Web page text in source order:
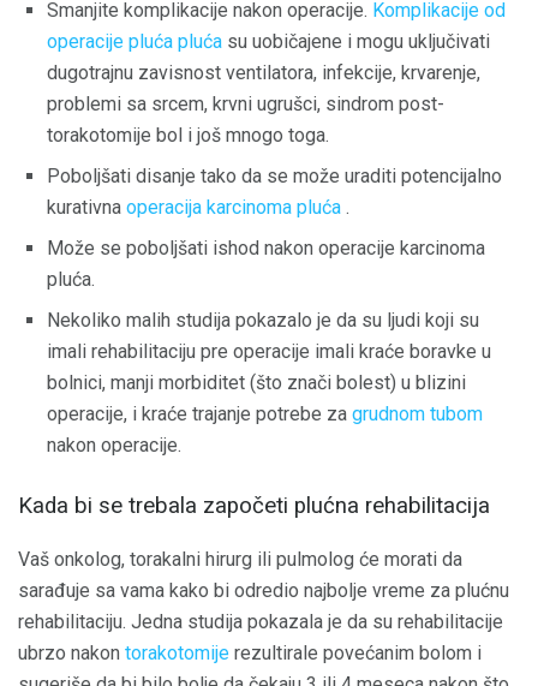
Smanjite komplikacije nakon operacije. Komplikacije od
operacije pluća pluća su uobičajene i mogu uključivati ​​
dugotrajnu zavisnost ventilatora, infekcije, krvarenje,
problemi sa srcem, krvni ugrušci, sindrom post-
torakotomije bol i još mnogo toga.
Poboljšati disanje tako da se može uraditi potencijalno
kurativna operacija karcinoma pluća .
Može se poboljšati ishod nakon operacije karcinoma
pluća.
Nekoliko malih studija pokazalo je da su ljudi koji su
imali rehabilitaciju pre operacije imali kraće boravke u
bolnici, manji morbiditet (što znači bolest) u blizini
operacije, i kraće trajanje potrebe za grudnom tubom
nakon operacije.
Kada bi se trebala započeti plućna rehabilitacija
Vaš onkolog, torakalni hirurg ili pulmolog će morati da
sarađuje sa vama kako bi odredio najbolje vreme za plućnu
rehabilitaciju. Jedna studija pokazala je da su rehabilitacije
ubrzo nakon torakotomije rezultirale povećanim bolom i